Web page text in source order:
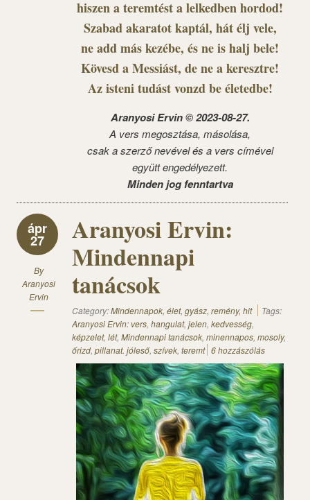
hiszen a teremtést a lelkedben hordod!
Szabad akaratot kaptál, hát élj vele,
ne add más kezébe, és ne is halj bele!
Kövesd a Messiást, de ne a keresztre!
Az isteni tudást vonzd be életedbe!
Aranyosi Ervin © 2023-08-27.
A vers megosztása, másolása,
csak a szerző nevével és a vers címével
együtt engedélyezett.
Minden jog fenntartva
ápr
27
By
Aranyosi
Ervin
Aranyosi Ervin:
Mindennapi
tanácsok
Category:Mindennapok, élet, gyász, remény, hit
Tags:
Aranyosi Ervin: vers, hangulat, jelen, kedvesség,
képzelet, lét, Mindennapi tanácsok, minennapos, mosoly,
őrizd, pillanat. jóleső, szívek, teremt 6 hozzászólás